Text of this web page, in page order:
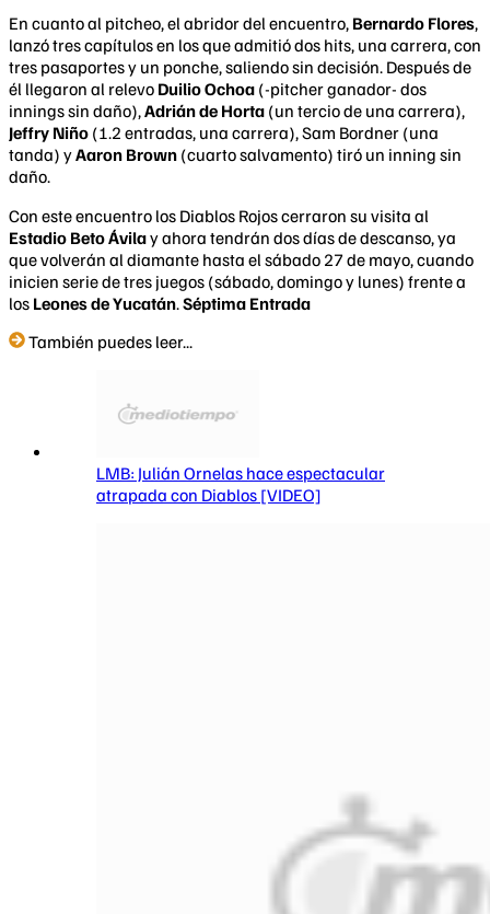
En cuanto al pitcheo, el abridor del encuentro, Bernardo Flores,
lanzó tres capítulos en los que admitió dos hits, una carrera, con
tres pasaportes y un ponche, saliendo sin decisión. Después de
él llegaron al relevo Duilio Ochoa (-pitcher ganador- dos
innings sin daño),Adrián de Horta (un tercio de una carrera),
Jeffry Niño (1.2 entradas, una carrera), Sam Bordner (una
tanda) yAaron Brown (cuarto salvamento) tiró un inning sin
daño.
Con este encuentro los Diablos Rojos cerraron su visita al
Estadio Beto Ávilay ahora tendrán dos días de descanso, ya
que volverán al diamante hasta el sábado 27 de mayo, cuando
inicien serie de tres juegos (sábado, domingo y lunes) frente a
los Leones de Yucatán.Séptima Entrada
También puedes leer...
LMB: Julián Ornelas hace espectacular
atrapada con Diablos [VIDEO]